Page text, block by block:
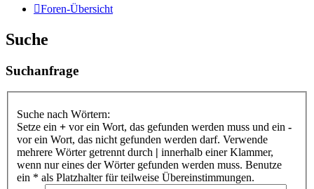
Foren-Übersicht
Suche
Suchanfrage
Suche nach Wörtern:
Setze ein + vor ein Wort, das gefunden werden muss und ein -
vor ein Wort, das nicht gefunden werden darf. Verwende
mehrere Wörter getrennt durch | innerhalb einer Klammer,
wenn nur eines der Wörter gefunden werden muss. Benutze
ein * als Platzhalter für teilweise Übereinstimmungen.